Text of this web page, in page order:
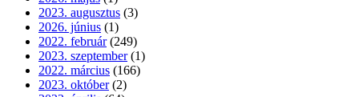
2023. augusztus (3)
2026. június (1)
2022. február (249)
2023. szeptember (1)
2022. március (166)
2023. október (2)